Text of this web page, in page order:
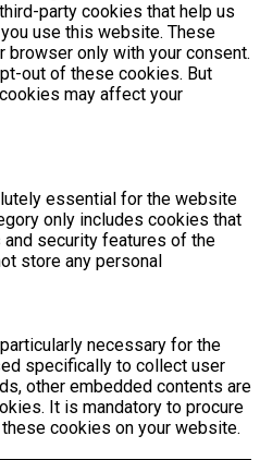
party cookies that help us
use this website. These
only with your consent.
out of these cookies. But
may affect your
essential for the website
only includes cookies that
security features of the
store any personal
necessary for the
specifically to collect user
other embedded contents are
It is mandatory to procure
cookies on your website.